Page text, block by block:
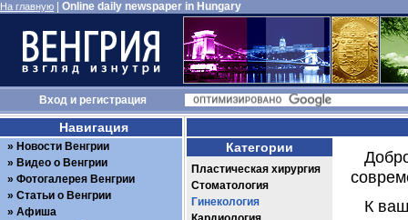
На главную Online daily newspaper in Hungary
Входи регистрация
Категории
Пластическая хирургия
Стоматология
Гинекология
К
Навигация
Новости Венгрии
Видео о Венгрии
Фотогалерея Венгрии
Статьи о Венгрии
Афиша